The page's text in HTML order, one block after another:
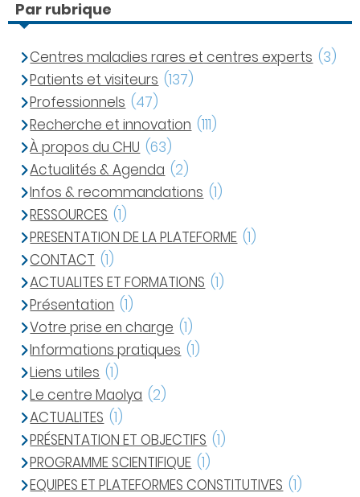
Par rubrique
Centres maladies rares et centres experts (3)
Patients et visiteurs (137)
Professionnels (47)
Recherche et innovation (111)
À propos du CHU (63)
Actualités & Agenda (2)
Infos & recommandations (1)
RESSOURCES (1)
PRESENTATION DE LA PLATEFORME (1)
CONTACT (1)
ACTUALITES ET FORMATIONS (1)
Présentation (1)
Votre prise en charge (1)
Informations pratiques (1)
Liens utiles (1)
Le centre Maolya (2)
ACTUALITES (1)
PRÉSENTATION ET OBJECTIFS (1)
PROGRAMME SCIENTIFIQUE (1)
EQUIPES ET PLATEFORMES CONSTITUTIVES (1)